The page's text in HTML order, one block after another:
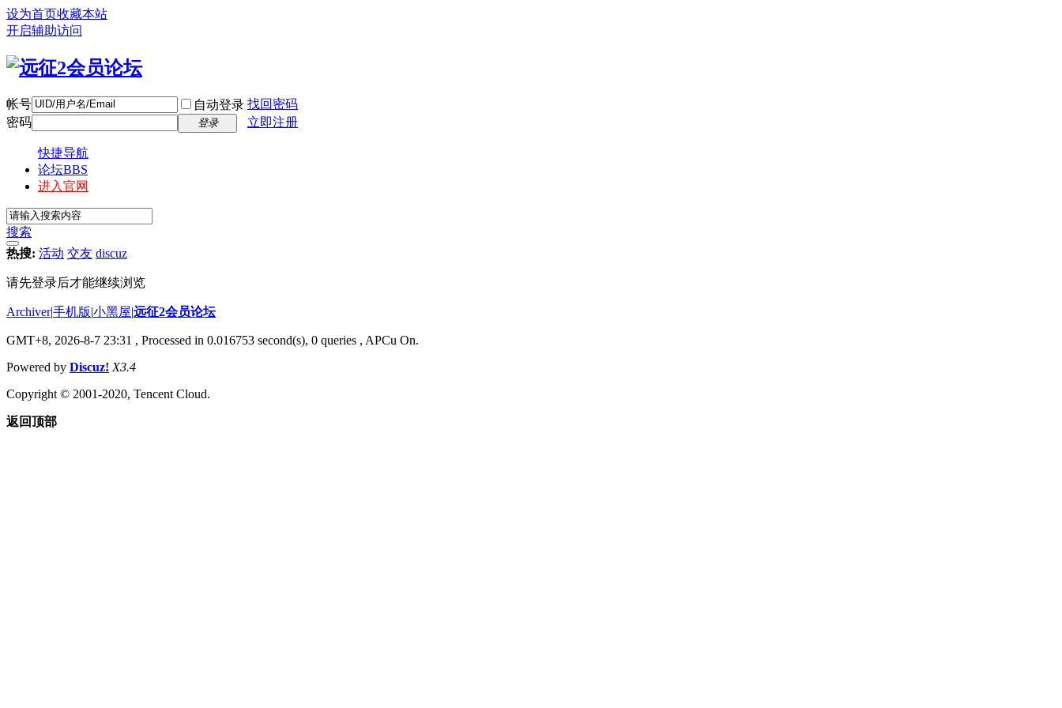
设为首页收藏本站
开启辅助访问
帐号 自动登录 找回密码
密码
登录 立即注册
快捷导航
论坛BBS
进入官网
搜索
热搜: 活动 交友 discuz
请先登录后才能继续浏览
Archiver|手机版|小黑屋|远征2会员论坛
GMT+8, 2026-8-7 23:31 , Processed in 0.016753 second(s), 0 queries , APCu On.
Powered by Discuz! X3.4
Copyright © 2001-2020, Tencent Cloud.
返回顶部